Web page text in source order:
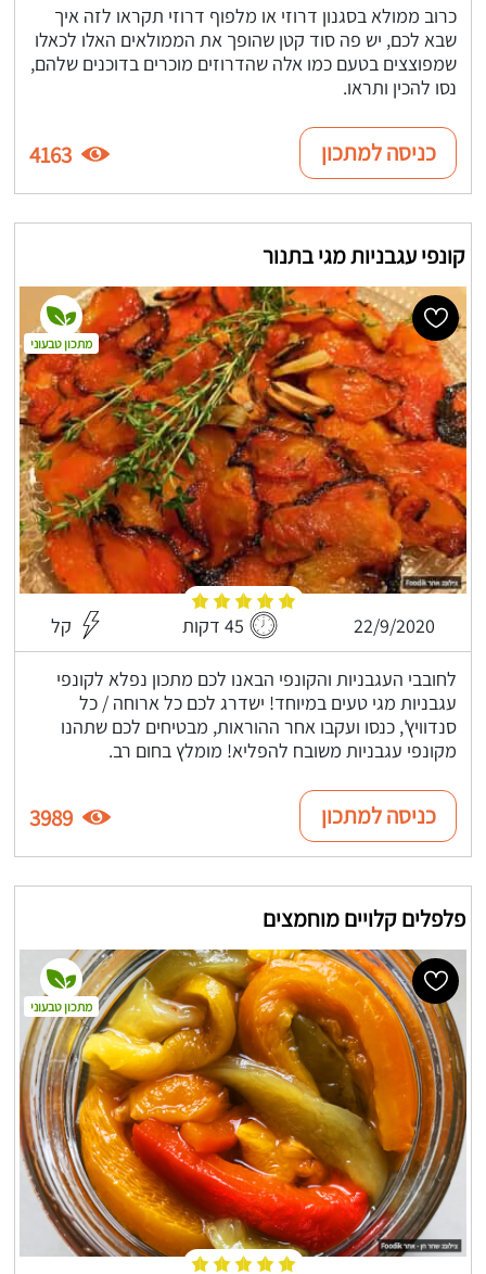
כרוב ממולא בסגנון דרוזי או מלפוף דרוזי תקראו לזה איך
שבא לכם, יש פה סוד קטן שהופך את הממולאים האלו לכאלו
שמפוצצים בטעם כמו אלה שהדרוזים מוכרים בדוכנים שלהם,
נסו להכין ותראו.
כניסה למתכון 4163
קונפי עגבניות מגי בתנור
22/9/2020 45 דקות קל
לחובבי העגבניות והקונפי הבאנו לכם מתכון נפלא לקונפי
עגבניות מגי טעים במיוחד! ישדרג לכם כל ארוחה / כל
סנדוויץ', כנסו ועקבו אחר ההוראות, מבטיחים לכם שתהנו
מקונפי עגבניות משובח להפליא! מומלץ בחום רב.
מתכון טבעוני
כניסה למתכון 3989
פלפלים קלויים מוחמצים
מתכון טבעוני